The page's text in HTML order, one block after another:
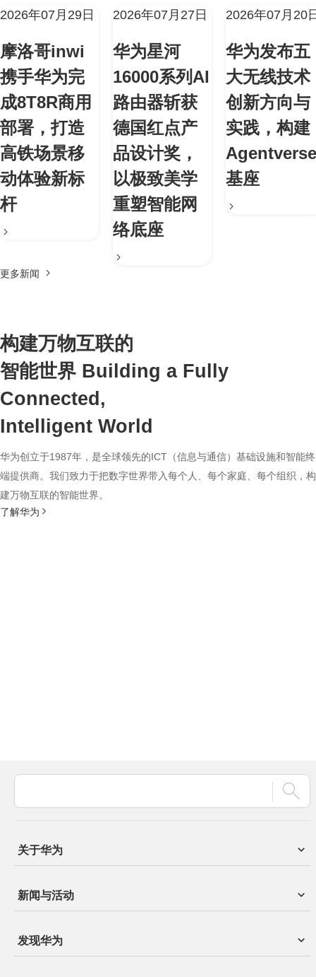
2026年07月29日
摩洛哥inwi
携手华为完
成8T8R商用
部署，打造
高铁场景移
动体验新标
杆
2026年07月27日
华为星河
16000系列AI
路由器斩获
德国红点产
品设计奖，
以极致美学
重塑智能网
络底座
2026年07月20
华为发布五
大无线技术
创新方向与
实践，构建
Agentverse
基座
更多新闻
构建万物互联的
智能世界 Building a Fully
Connected,
Intelligent World
华为创立于1987年，是全球领先的ICT（信息与通信）基础设施和智能终
端提供商。我们致力于把数字世界带入每个人、每个家庭、每个组织，构
建万物互联的智能世界。
了解华为
关于华为
新闻与活动
发现华为